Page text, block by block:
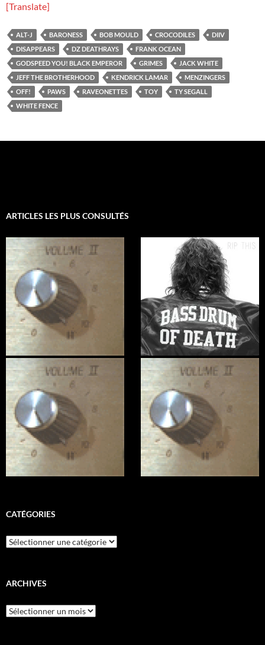
[Translate]
ALT-J BARONESS BOB MOULD CROCODILES
DIIV
DISAPPEARS
DZ DEATHRAYS
FRANK OCEAN
GODSPEED YOU! BLACK EMPEROR
GRIMES
JACK WHITE
JEFF THE BROTHERHOOD
KENDRICK LAMAR
MENZINGERS
OFF!
PAWS RAVEONETTES TOY
TY SEGALL
WHITE FENCE
ARTICLES LES PLUS CONSULTÉS
CATÉGORIES
Catégories
ARCHIVES
Archives